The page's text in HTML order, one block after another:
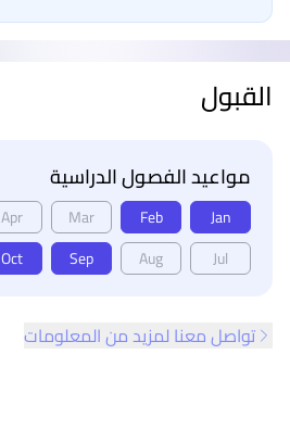
القبول
مواعيد الفصول الدراسية
Jan
Feb
Mar
Apr
Jul
Aug
Sep
Oct
تواصل معنا لمزيد من المعلومات